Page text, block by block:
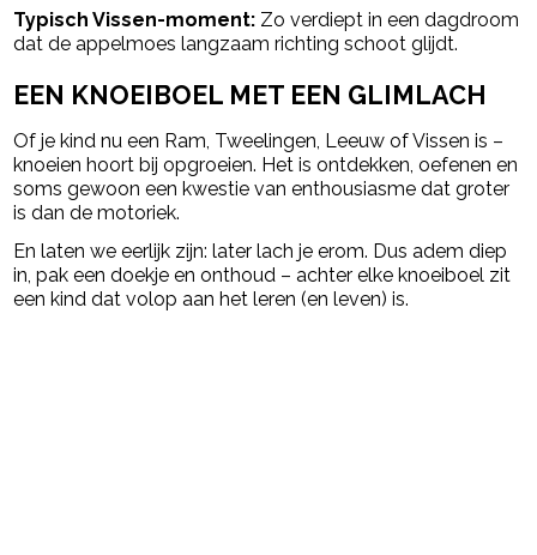
Typisch Vissen-moment: Zo verdiept in een dagdroom
dat de appelmoes langzaam richting schoot glijdt.
EEN KNOEIBOEL MET EEN GLIMLACH
Of je kind nu een Ram, Tweelingen, Leeuw of Vissen is –
knoeien hoort bij opgroeien. Het is ontdekken, oefenen en
soms gewoon een kwestie van enthousiasme dat groter
is dan de motoriek.
En laten we eerlijk zijn: later lach je erom. Dus adem diep
in, pak een doekje en onthoud – achter elke knoeiboel zit
een kind dat volop aan het leren (en leven) is.